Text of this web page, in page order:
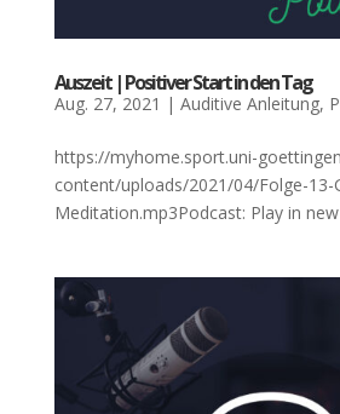
Aus­zeit | Posi­ti­ver Start in den Tag
Aug. 27, 2021 | Auditive Anleitung,
https://myhome.sport.uni-
content/uploads/2021/04/Folge-13-
Meditation.mp3Podcast: Play in